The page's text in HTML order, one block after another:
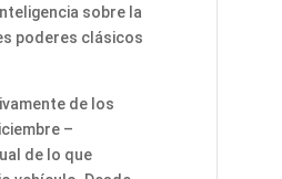
sobre la
poderes clásicos
de los
–
de lo que